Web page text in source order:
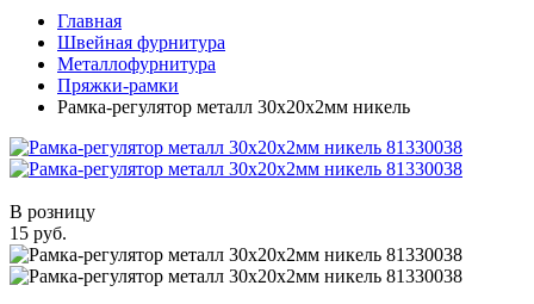
Главная
Швейная фурнитура
Металлофурнитура
Пряжки-рамки
Рамка-регулятор металл 30х20х2мм никель
В розницу
15 руб.